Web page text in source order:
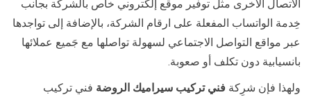
الاتصال الأخرى مثل توفير موقع إلكتروني خاص بالشركة بجانب
خِدمة الواتساب المفعلة على ارقام الشركة، بالإضافة إلى تواجدها
عبر مواقع التواصل الاجتماعي لسهولة تواصلها مع جَميع عملائها
بانسيابية دون تكلف أو صعوبة.
ولهذا فإن شرِكة فني تركيب سيراميك الروضة فني تركيب